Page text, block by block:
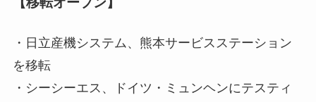
・日立産機システム、熊本サービスステーション
を移転
・シーシーエス、ドイツ・ミュンヘンにテスティ